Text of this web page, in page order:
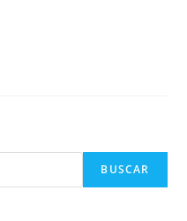
BUSCAR